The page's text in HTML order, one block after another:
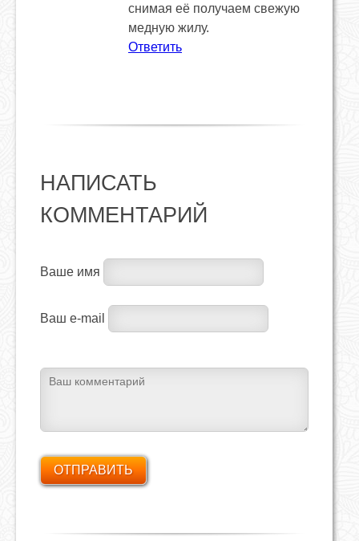
снимая её получаем свежую
медную жилу.
Ответить
НАПИСАТЬ
КОММЕНТАРИЙ
Ваше имя
Ваш e-mail